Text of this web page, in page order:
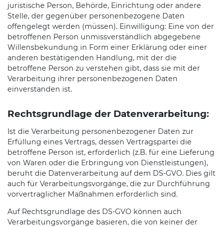
juristische Person, Behörde, Einrichtung oder andere
Stelle, der gegenüber personenbezogene Daten
offengelegt werden (müssen). Einwilligung: Eine von der
betroffenen Person unmissverständlich abgegebene
Willensbekundung in Form einer Erklärung oder einer
anderen bestätigenden Handlung, mit der die
betroffene Person zu verstehen gibt, dass sie mit der
Verarbeitung ihrer personenbezogenen Daten
einverstanden ist.
Rechtsgrundlage der Datenverarbeitung:
Ist die Verarbeitung personenbezogener Daten zur
Erfüllung eines Vertrags, dessen Vertragspartei die
betroffene Person ist, erforderlich (z.B. für eine Lieferung
von Waren oder die Erbringung von Dienstleistungen),
beruht die Datenverarbeitung auf dem DS-GVO. Dies gilt
auch für Verarbeitungsvorgänge, die zur Durchführung
vorvertraglicher Maßnahmen erforderlich sind.
Auf Rechtsgrundlage des DS-GVO können auch
Verarbeitungsvorgänge basieren, die von keiner der